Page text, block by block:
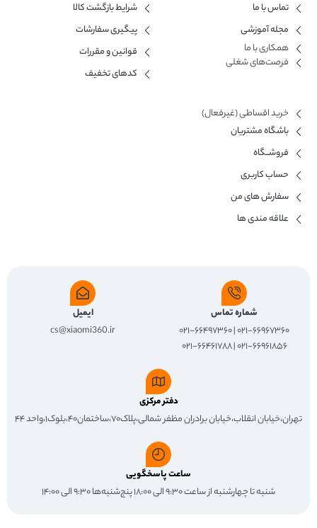
تماس با ما
مجله آموزشی
همکاری با ما​
فرصت‌های شغلی
شرایط بازگشت کالا
پیگیری سفارشات
قوانین و مقررات
کدهای تخفیف
خرید اقساطی (غیرفعال)
باشگاه مشتریان
فروشــگاه
حساب کاربری
سفارش های من
علاقه مندی ها
شماره تماس
۰۲۱-۶۶۹۶۷۳۶۰ | ۰۲۱-۶۶۴۹۷۳۶۰
۰۲۱-۶۶۹۶۱۸۵۶ | ۰۲۱-۶۶۴۶۱۷۸۸
ایمیل
cs@xiaomi360.ir
دفتر مرکزی
تهران،خیابان انقلاب،خیابان برادران مظفر شمالی،پلاک۷۰،ساختمان۴۰،بلوک۱،واحد ۴۴
ساعت پاسخگویی
شنبه تا چهارشنبه از ساعت ۹:۳۰ الی ۱۸:۰۰ پنج‌شنبه‌ها ۹:۳۰ الی ۱۴:۰۰